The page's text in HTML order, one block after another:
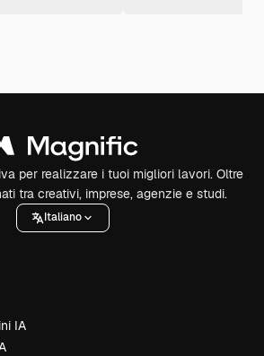
per realizzare i tuoi migliori lavori. Oltre
tra creativi, imprese, agenzie e studi.
Italiano
IA